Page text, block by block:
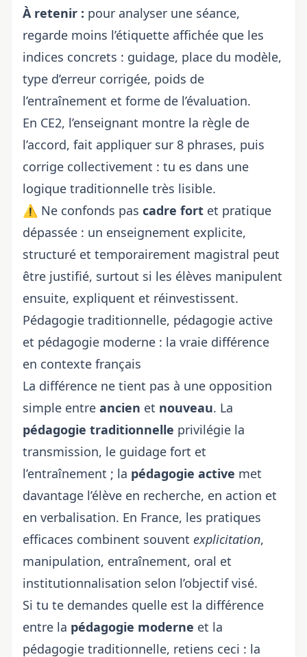
À retenir : pour analyser une séance,
regarde moins l’étiquette affichée que les
indices concrets : guidage, place du modèle,
type d’erreur corrigée, poids de
l’entraînement et forme de l’évaluation.
En CE2, l’enseignant montre la règle de
l’accord, fait appliquer sur 8 phrases, puis
corrige collectivement : tu es dans une
logique traditionnelle très lisible.
⚠️ Ne confonds pas cadre fort et pratique
dépassée : un enseignement explicite,
structuré et temporairement magistral peut
être justifié, surtout si les élèves manipulent
ensuite, expliquent et réinvestissent.
Pédagogie traditionnelle, pédagogie active
et pédagogie moderne : la vraie différence
en contexte français
La différence ne tient pas à une opposition
simple entre ancien et nouveau. La
pédagogie traditionnelle privilégie la
transmission, le guidage fort et
l’entraînement ; la pédagogie active met
davantage l’élève en recherche, en action et
en verbalisation. En France, les pratiques
efficaces combinent souvent explicitation,
manipulation, entraînement, oral et
institutionnalisation selon l’objectif visé.
Si tu te demandes quelle est la différence
entre la pédagogie moderne et la
pédagogie traditionnelle, retiens ceci : la